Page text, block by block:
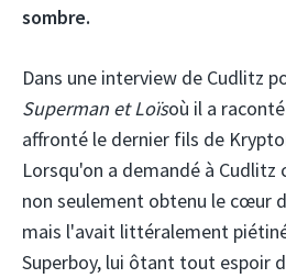
sombre.
Dans une interview de Cudlitz
Superman et Loïsoù il a
affronté le dernier fils de
Lorsqu'on a demandé à
non seulement obtenu le cœur
mais l'avait littéralement
Superboy, lui ôtant tout espoir